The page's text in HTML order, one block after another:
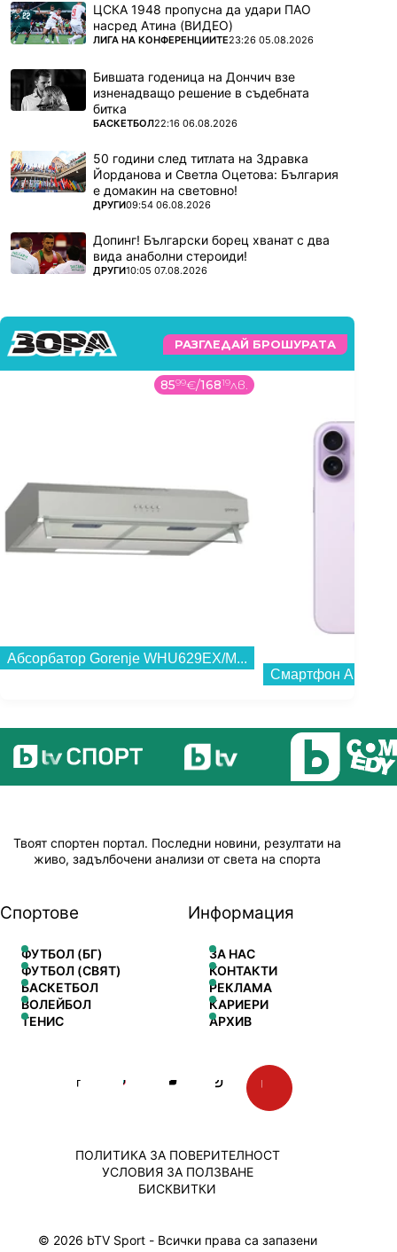
ЦСКА 1948 пропусна да удари ПАО
насред Атина (ВИДЕО)
ПОВЕЧЕ ОТ
ЛИГА НА КОНФЕРЕНЦИИТЕ23:26 05.08.2026
Бившата годеница на Дончич взе
изненадващо решение в съдебната
битка
ПОВЕЧЕ ОТ
БАСКЕТБОЛ22:16 06.08.2026
50 години след титлата на Здравка
Йорданова и Светла Оцетова: България
е домакин на световно!
ПОВЕЧЕ ОТ
ДРУГИ09:54 06.08.2026
Допинг! Български борец хванат с два
вида анаболни стероиди!
ПОВЕЧЕ ОТ
ДРУГИ10:05 07.08.2026
РАЗГЛЕДАЙ БРОШУРАТА
8599€/16819лв.
Абсорбатор Gorenje WHU629EX/M...
Твоят спортен портал. Последни новини, резултати на
живо, задълбочени анализи от света на спорта
Спортове
ФУТБОЛ (БГ)
ФУТБОЛ (СВЯТ)
БАСКЕТБОЛ
ВОЛЕЙБОЛ
ТЕНИС
Информация
ЗА НАС
КОНТАКТИ
РЕКЛАМА
КАРИЕРИ
АРХИВ
© 2026 bTV Sport - Всички права са запазени
ПОЛИТИКА ЗА ПОВЕРИТЕЛНОСТ
УСЛОВИЯ ЗА ПОЛЗВАНЕ
БИСКВИТКИ